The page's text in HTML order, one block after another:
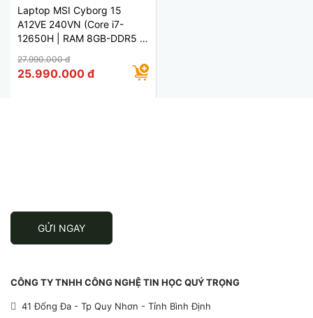
Laptop MSI Cyborg 15
A12VE 240VN (Core i7-
12650H | RAM 8GB-DDR5 |
4050 6GB | 15.6" IPS
144Hz | Win11 Chính Hãng)
27.990.000 đ
25.990.000 đ
GỬI NGAY
CÔNG TY TNHH CÔNG NGHỆ TIN HỌC QUÝ TRỌNG
41 Đống Đa - Tp Quy Nhơn - Tỉnh Bình Định